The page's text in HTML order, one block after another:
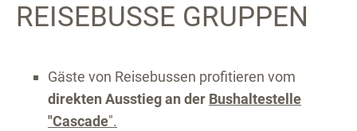
REISEBUSSE GRUPPEN
Gäste von Reisebussen profitieren vom
direkten Ausstieg an der Bushaltestelle
"Cascade".